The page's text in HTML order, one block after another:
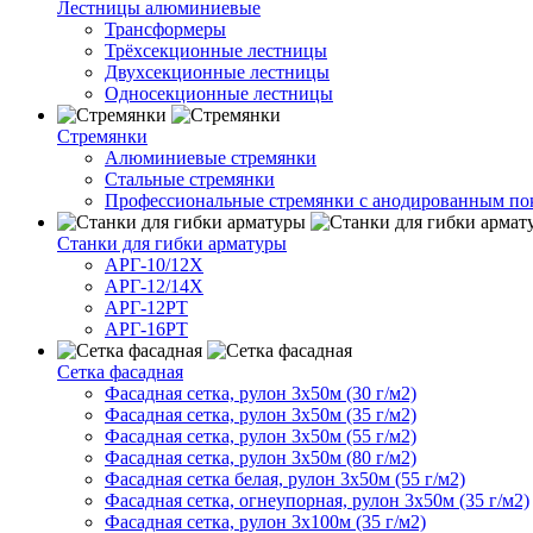
Лестницы алюминиевые
Трансформеры
Трёхсекционные лестницы
Двухсекционные лестницы
Односекционные лестницы
Стремянки
Алюминиевые стремянки
Стальные стремянки
Профессиональные стремянки с анодированным
Cтанки для гибки арматуры
АРГ-10/12Х
АРГ-12/14Х
АРГ-12РТ
АРГ-16РТ
Сетка фасадная
Фасадная сетка, рулон 3х50м (30 г/м2)
Фасадная сетка, рулон 3х50м (35 г/м2)
Фасадная сетка, рулон 3х50м (55 г/м2)
Фасадная сетка, рулон 3х50м (80 г/м2)
Фасадная сетка белая, рулон 3х50м (55 г/м2)
Фасадная сетка, огнеупорная, рулон 3х50м (35 г/м2)
Фасадная сетка, рулон 3х100м (35 г/м2)